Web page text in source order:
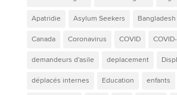
Apatridie Asylum Seekers Bangladesh
Canada Coronavirus COVID
demandeurs d'asile deplacement
déplacés internes Education enfants